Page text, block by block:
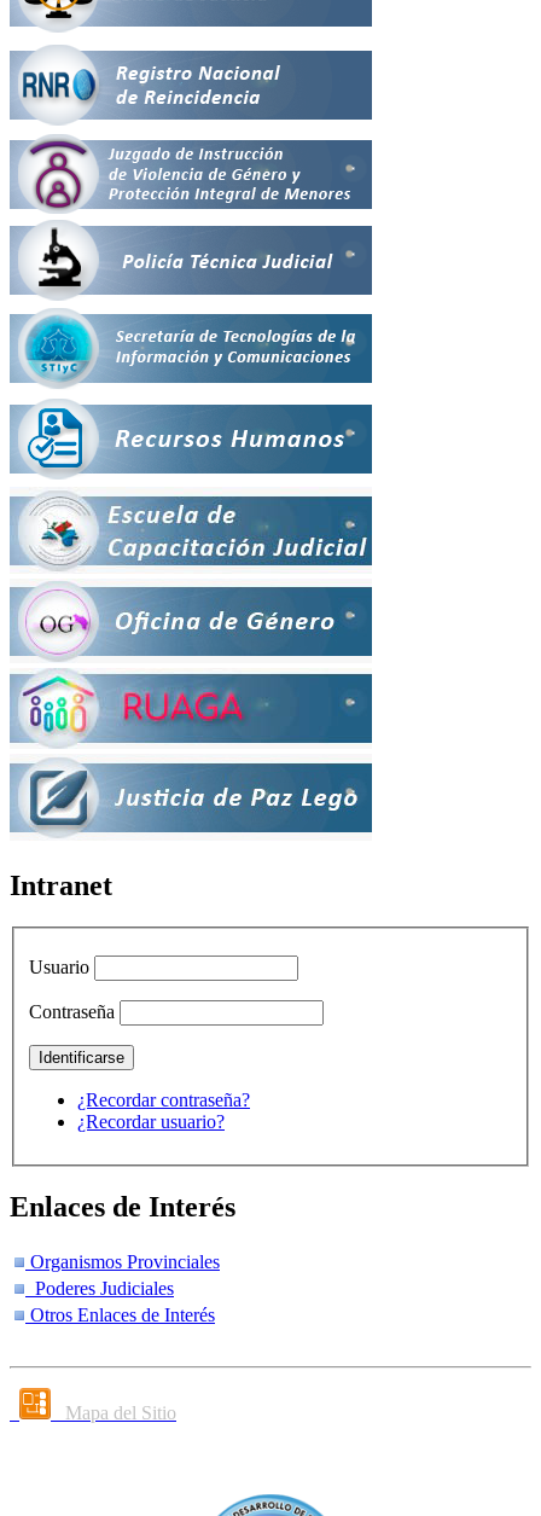
Intranet
Usuario
Contraseña
¿Recordar contraseña?
¿Recordar usuario?
Enlaces de Interés
Organismos Provinciales
Poderes Judiciales
Otros Enlaces de Interés
Mapa del Sitio